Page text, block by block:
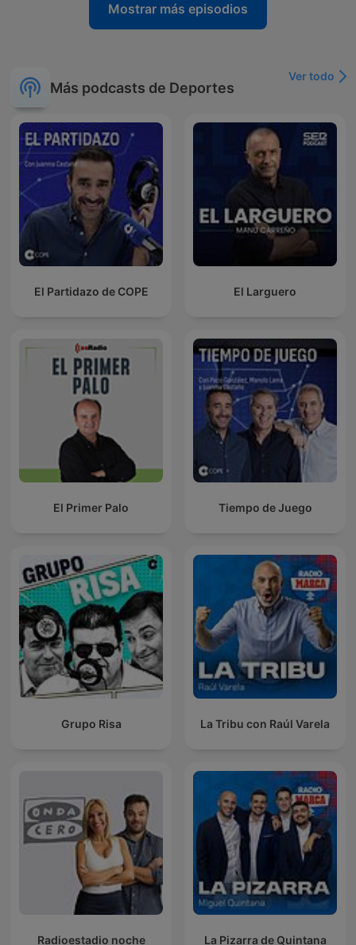
Mostrar más episodios
Más podcasts de Deportes
Ver todo
El Partidazo de COPE El Larguero
El Primer Palo Tiempo de Juego
Grupo Risa La Tribu con Raúl Varela
Radioestadio noche La Pizarra de Quintana